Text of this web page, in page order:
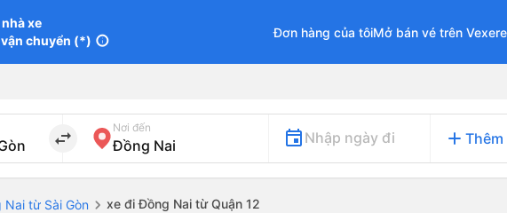
xe
chuyển (*) info
Đơn hàng của tôiMở bán vé trên Vexere
import_export
Nơi đến
Nhập ngày đi add
từ Sài Gòn xe đi Đồng Nai từ Quận 12